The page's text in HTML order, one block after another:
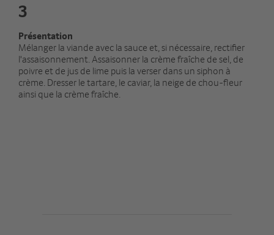
3
Présentation
Mélanger la viande avec la sauce et, si nécessaire, rectifier
l'assaisonnement. Assaisonner la crème fraîche de sel, de
poivre et de jus de lime puis la verser dans un siphon à
crème. Dresser le tartare, le caviar, la neige de chou-fleur
ainsi que la crème fraîche.